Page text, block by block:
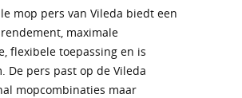
mop pers van Vileda biedt een
maximale
flexibele toepassing en is
De pers past op de Vileda
mopcombinaties maar